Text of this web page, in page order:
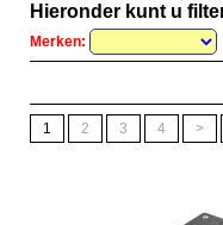
Hieronder kunt u
Merken:
1 2 3 4 >